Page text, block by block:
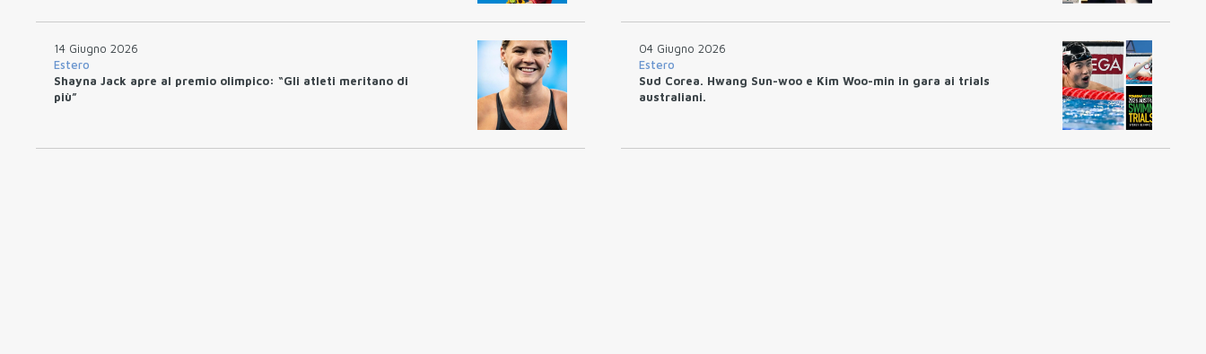
14 Giugno 2026
Estero
Shayna Jack apre al premio olimpico: “Gli atleti meritano di
più”
04 Giugno 2026
Estero
Sud Corea. Hwang Sun-woo e Kim Woo-min in gara ai trials
australiani.